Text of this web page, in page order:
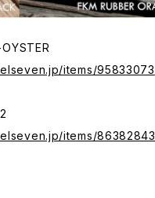
OYSTER
items/95833073
items/86382843